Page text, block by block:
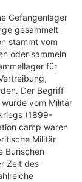
Gefangenlager
gesammelt
stammt vom
oder sammeln
für
Der Begriff
vom Militär
(1899-
camp waren
Militär
Burischen
Zeit des